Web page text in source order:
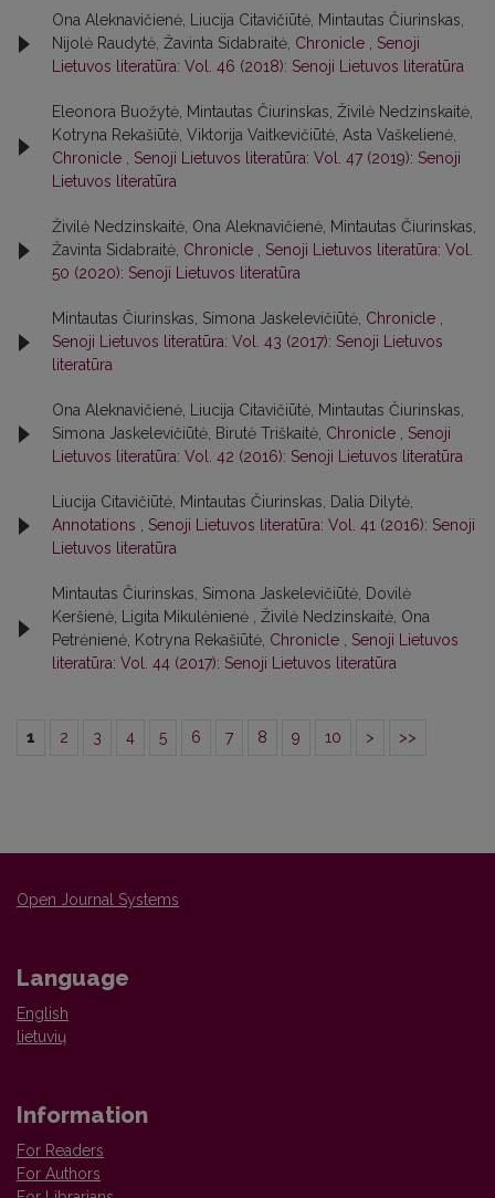
Ona Aleknavičienė, Liucija Citavičiūtė, Mintautas Čiurinskas,
Nijolė Raudytė, Žavinta Sidabraitė, Chronicle , Senoji
Lietuvos literatūra: Vol. 46 (2018): Senoji Lietuvos literatūra
Eleonora Buožytė, Mintautas Čiurinskas, Živilė Nedzinskaitė,
Kotryna Rekašiūtė, Viktorija Vaitkevičiūtė, Asta Vaškelienė,
Chronicle , Senoji Lietuvos literatūra: Vol. 47 (2019): Senoji
Lietuvos literatūra
Živilė Nedzinskaitė, Ona Aleknavičienė, Mintautas Čiurinskas,
Žavinta Sidabraitė, Chronicle , Senoji Lietuvos literatūra: Vol.
50 (2020): Senoji Lietuvos literatūra
Mintautas Čiurinskas, Simona Jaskelevičiūtė, Chronicle ,
Senoji Lietuvos literatūra: Vol. 43 (2017): Senoji Lietuvos
literatūra
Ona Aleknavičienė, Liucija Citavičiūtė, Mintautas Čiurinskas,
Simona Jaskelevičiūtė, Birutė Triškaitė, Chronicle , Senoji
Lietuvos literatūra: Vol. 42 (2016): Senoji Lietuvos literatūra
Liucija Citavičiūtė, Mintautas Čiurinskas, Dalia Dilytė,
Annotations , Senoji Lietuvos literatūra: Vol. 41 (2016): Senoji
Lietuvos literatūra
Mintautas Čiurinskas, Simona Jaskelevičiūtė, Dovilė
Keršienė, Ligita Mikulėnienė , Živilė Nedzinskaitė, Ona
Petrėnienė, Kotryna Rekašiūtė, Chronicle , Senoji Lietuvos
literatūra: Vol. 44 (2017): Senoji Lietuvos literatūra
1 2 3 4 5 6 7 8 9 10 > >>
Open Journal Systems
Language
English
lietuvių
Information
For Readers
For Authors